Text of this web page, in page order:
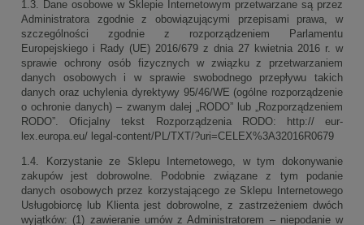
1.3. Dane osobowe w Sklepie Internetowym przetwarzane są przez
Administratora zgodnie z obowiązującymi przepisami prawa, w
szczególności zgodnie z rozporządzeniem Parlamentu
Europejskiego i Rady (UE) 2016/679 z dnia 27 kwietnia 2016 r. w
sprawie ochrony osób fizycznych w związku z przetwarzaniem
danych osobowych i w sprawie swobodnego przepływu takich
danych oraz uchylenia dyrektywy 95/46/WE (ogólne rozporządzenie
o ochronie danych) – zwanym dalej „RODO” lub „Rozporządzeniem
RODO”. Oficjalny tekst Rozporządzenia RODO: http:// eur-
lex.europa.eu/ legal-content/PL/TXT/?uri=CELEX%3A32016R0679
1.4. Korzystanie ze Sklepu Internetowego, w tym dokonywanie
zakupów jest dobrowolne. Podobnie związane z tym podanie
danych osobowych przez korzystającego ze Sklepu Internetowego
Usługobiorcę lub Klienta jest dobrowolne, z zastrzeżeniem dwóch
wyjątków: (1) zawieranie umów z Administratorem – niepodanie w